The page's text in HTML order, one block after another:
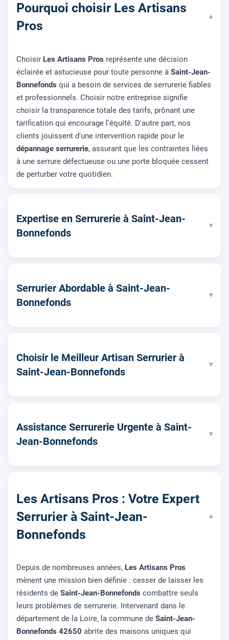
Pourquoi choisir Les Artisans
Pros
▾
Choisir Les Artisans Pros représente une décision
éclairée et astucieuse pour toute personne à Saint-Jean-
Bonnefonds qui a besoin de services de serrurerie fiables
et professionnels. Choisir notre entreprise signifie
choisir la transparence totale des tarifs, prônant une
tarification qui encourage l'équité. D'autre part, nos
clients jouissent d'une intervention rapide pour le
dépannage serrurerie, assurant que les contraintes liées
à une serrure défectueuse ou une porte bloquée cessent
de perturber votre quotidien.
Expertise en Serrurerie à Saint-Jean-
Bonnefonds
▾
Serrurier Abordable à Saint-Jean-
Bonnefonds
▾
Choisir le Meilleur Artisan Serrurier à
Saint-Jean-Bonnefonds
▾
Assistance Serrurerie Urgente à Saint-
Jean-Bonnefonds
▾
Les Artisans Pros : Votre Expert
Serrurier à Saint-Jean-
Bonnefonds
▾
Depuis de nombreuses années, Les Artisans Pros
mènent une mission bien définie : cesser de laisser les
résidents de Saint-Jean-Bonnefonds combattre seuls
leurs problèmes de serrurerie. Intervenant dans le
département de la Loire, la commune de Saint-Jean-
Bonnefonds 42650 abrite des maisons uniques qui